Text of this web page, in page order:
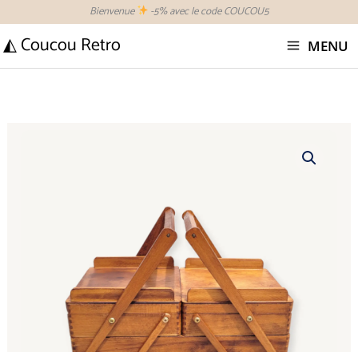
contenu
Bienvenue -5% avec le code COUCOU5
◭ Coucou Retro MENU